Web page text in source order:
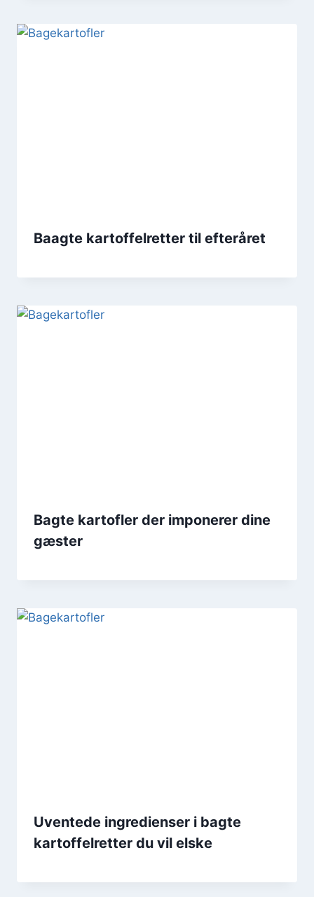
Baagte kartoffelretter til efteråret
Bagte kartofler der imponerer dine
gæster
Uventede ingredienser i bagte
kartoffelretter du vil elske